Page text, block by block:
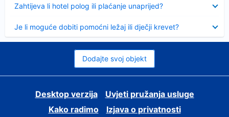
Zahtijeva li hotel polog ili plaćanje unaprijed?
Je li moguće dobiti pomoćni ležaj ili dječji krevet?
Dodajte svoj objekt
Desktop verzija
Uvjeti pružanja usluge
Kako radimo
Izjava o privatnosti